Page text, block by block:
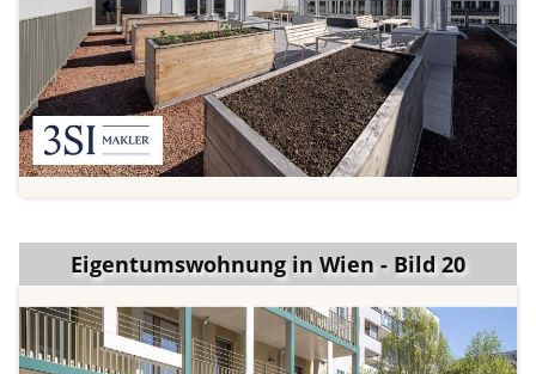
Eigentumswohnung in Wien - Bild 20